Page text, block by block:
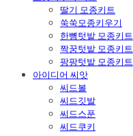
딸기 모종키트
쑥쑥모종키우기
한뼘텃밭 모종키트
짝꿍텃밭 모종키트
팡팡텃밭 모종키트
아이디어 씨앗
씨드볼
씨드깃발
씨드스푼
씨드쿠키